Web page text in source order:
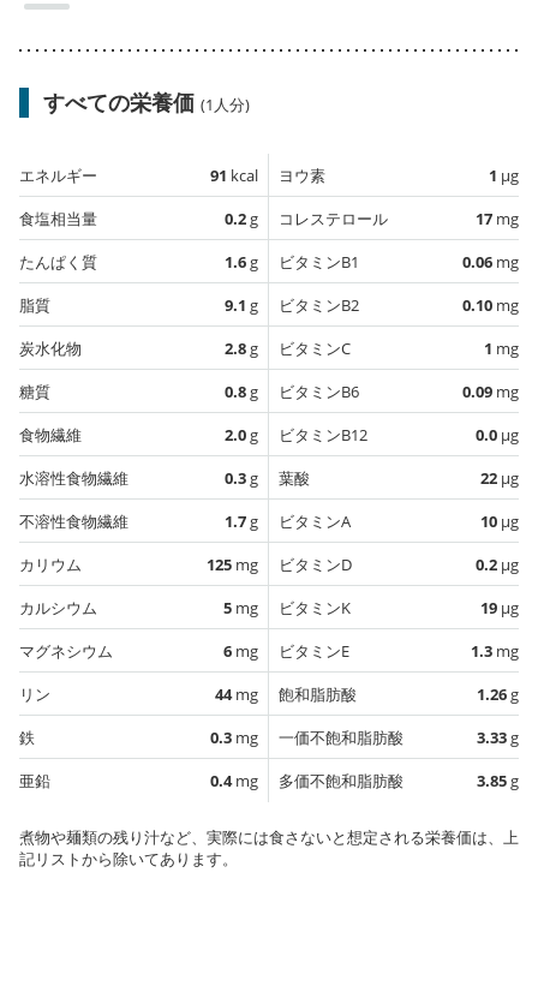
すべての栄養価 (1人分)
エネルギー 91 kcal
食塩相当量
0.2g
たんぱく質
1.6g
脂質
9.1 g
炭水化物
2.8g
糖質
0.8g
食物繊維
2.0g
水溶性食物繊維
0.3g
不溶性食物繊維
1.7g
カリウム
125 mg
カルシウム
5 mg
マグネシウム
6 mg
リン
44mg
鉄
0.3 mg
亜鉛
0.4mg
ヨウ素 1 µg
コレステロール
17 mg
ビタミンB1
0.06 mg
ビタミンB2
0.10 mg
ビタミンC
1 mg
ビタミンB6
0.09 mg
ビタミンB12
0.0 µg
葉酸
22 µg
ビタミンA
10 µg
ビタミンD
0.2 µg
ビタミンK
19 µg
ビタミンE
1.3 mg
飽和脂肪酸
1.26g
一価不飽和脂肪酸
3.33g
多価不飽和脂肪酸
3.85g
煮物や麺類の残り汁など、実際には食さないと想定される栄養価は、上
記リストから除いてあります。